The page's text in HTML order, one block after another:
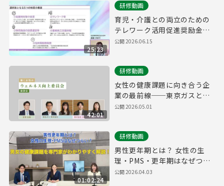
25:23
研修動画
育児・介護との両立のための
テレワーク活用促進奨励金
研修動画①
公開2026.06.15
42:01
研修動画
女性の健康課題に向き合う企
業の最前線──東京ガスと
SAKURUGが語る、社内制度
公開2026.05.01
01:02:24
研修動画
男性更年期とは？ 女性の生
理・PMS・更年期はなぜつら
い？男女の健康課題を専門家
公開2026.04.03